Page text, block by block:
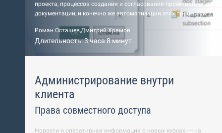
проекта, процессов создания и согласования проектной
документации, и конечно же автоматизации этих процессов.
Роман Осташев,Дмитрий Храмов
Длительность: 3 часа 8 минут
Администрирование внутри
клиента
Права совместного доступа
Новости и оперативная информация о новых курсах — на